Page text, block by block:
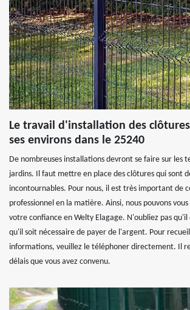
Le travail d'installation des
ses environs dans le 25240
De nombreuses installations devront se faire sur les
jardins. Il faut mettre en place des clôtures qui sont
incontournables. Pour nous, il est très important de
professionnel en la matière. Ainsi, nous pouvons
votre confiance en Welty Elagage. N'oubliez pas qu'il
qu'il soit nécessaire de payer de l'argent. Pour
informations, veuillez le téléphoner directement. Il
délais que vous avez convenu.